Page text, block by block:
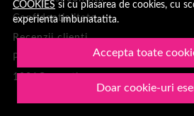
COOKIESsi cu plasarea de cookies, cu
experienta imbunatatita.
Accepta toate
Doar cookie-uri
Confidentialitate
Recenzii clienți
Politica de Cookies
1001Cosmetice